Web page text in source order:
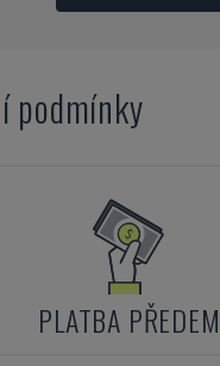
podmínky
PLATBA PŘEDEM